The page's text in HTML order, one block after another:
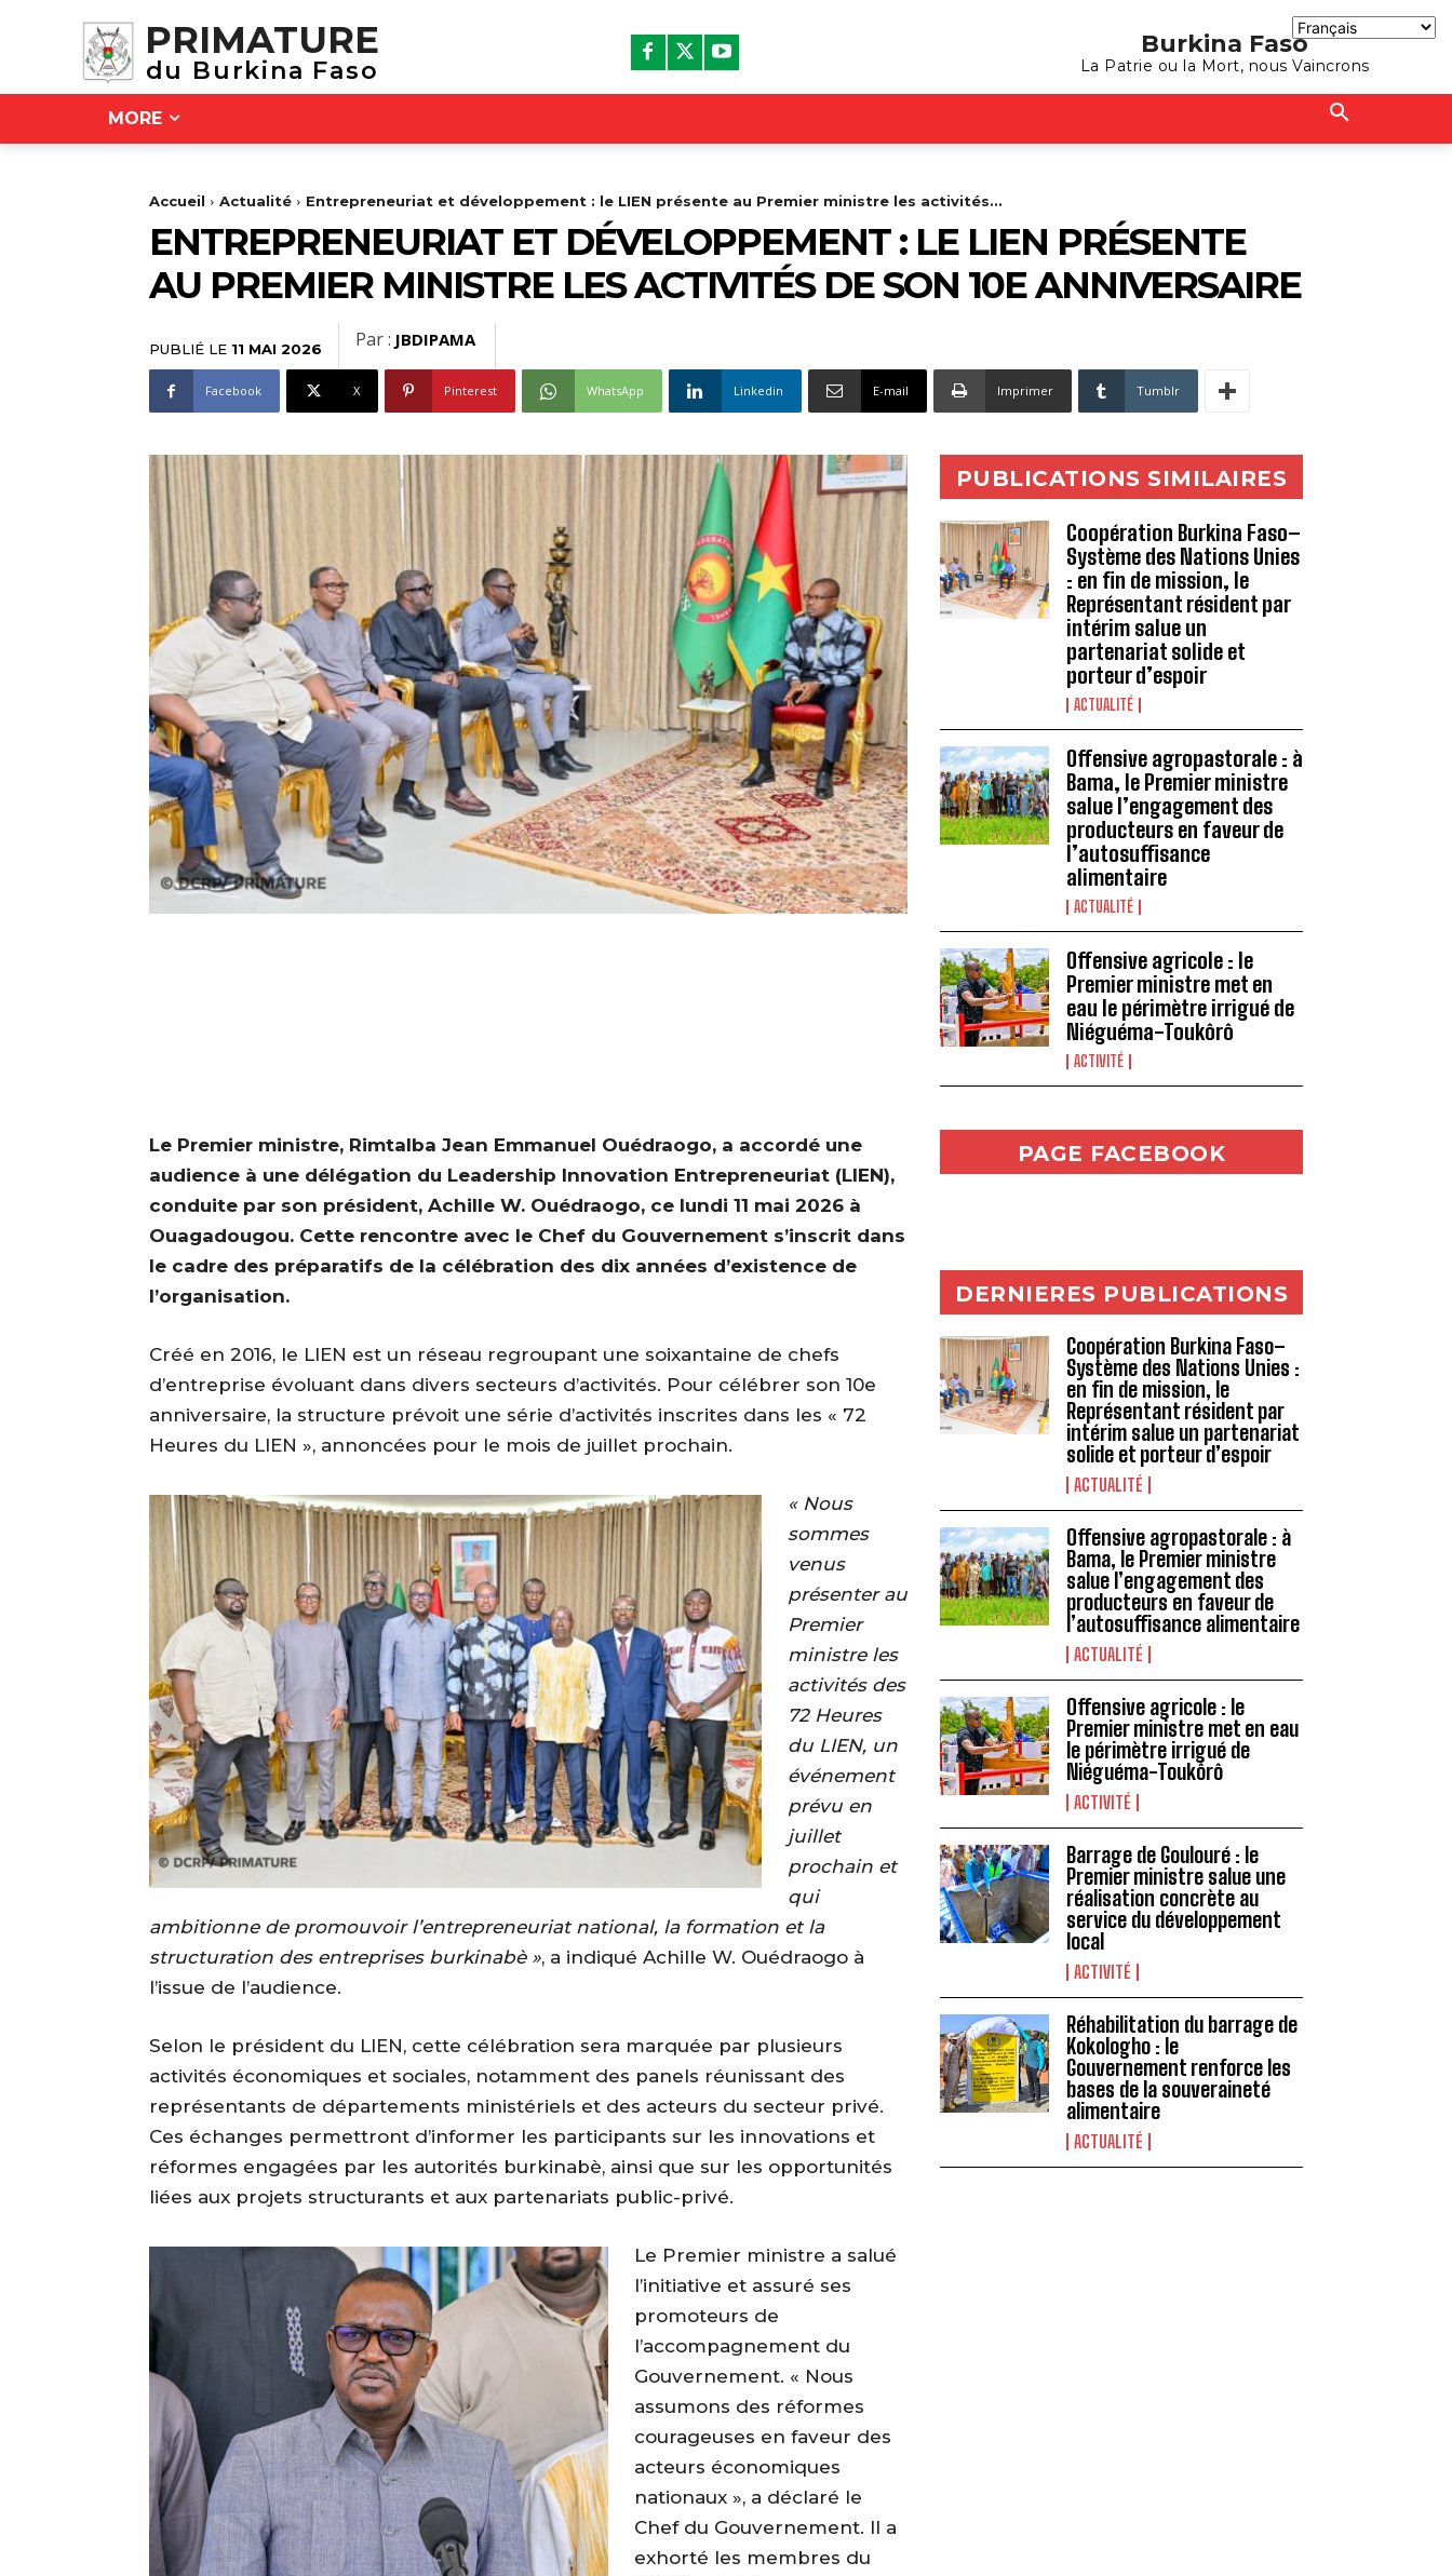
PRIMATURE
du Burkina Faso
Burkina Faso
La Patrie ou la Mort, nous Vaincrons
MORE
Accueil Actualité Entrepreneuriat et développement : le LIEN présente au Premier ministre les activités...
ENTREPRENEURIAT ET DÉVELOPPEMENT : LE LIEN PRÉSENTE
AU PREMIER MINISTRE LES ACTIVITÉS DE SON 10E ANNIVERSAIRE
PUBLIÉ LE 11 MAI 2026 Par : JBDIPAMA
Facebook X Pinterest WhatsApp Linkedin E-mail Imprimer Tumblr
PUBLICATIONS SIMILAIRES
Coopération Burkina Faso–
Système des Nations Unies
: en fin de mission, le
Représentant résident par
intérim salue un
partenariat solide et
porteur d’espoir
ACTUALITÉ
Offensive agropastorale : à
Bama, le Premier ministre
salue l’engagement des
producteurs en faveur de
l’autosuffisance
alimentaire
ACTUALITÉ
Offensive agricole : le
Premier ministre met en
eau le périmètre irrigué de
Niéguéma-Toukôrô
ACTIVITÉ
Le Premier ministre, Rimtalba Jean Emmanuel Ouédraogo, a accordé une
audience à une délégation du Leadership Innovation Entrepreneuriat (LIEN),
conduite par son président, Achille W. Ouédraogo, ce lundi 11 mai 2026 à
Ouagadougou. Cette rencontre avec le Chef du Gouvernement s’inscrit dans
le cadre des préparatifs de la célébration des dix années d’existence de
l’organisation.
Créé en 2016, le LIEN est un réseau regroupant une soixantaine de chefs
d’entreprise évoluant dans divers secteurs d’activités. Pour célébrer son 10e
anniversaire, la structure prévoit une série d’activités inscrites dans les « 72
Heures du LIEN », annoncées pour le mois de juillet prochain.
« Nous
sommes
venus
présenter au
Premier
ministre les
activités des
72 Heures
du LIEN, un
événement
prévu en
juillet
prochain et
qui
ambitionne de promouvoir l’entrepreneuriat national, la formation et la
structuration des entreprises burkinabè », a indiqué Achille W. Ouédraogo à
l’issue de l’audience.
Selon le président du LIEN, cette célébration sera marquée par plusieurs
activités économiques et sociales, notamment des panels réunissant des
représentants de départements ministériels et des acteurs du secteur privé.
Ces échanges permettront d’informer les participants sur les innovations et
réformes engagées par les autorités burkinabè, ainsi que sur les opportunités
liées aux projets structurants et aux partenariats public-privé.
Le Premier ministre a salué
l’initiative et assuré ses
promoteurs de
l’accompagnement du
Gouvernement. « Nous
assumons des réformes
courageuses en faveur des
acteurs économiques
nationaux », a déclaré le
Chef du Gouvernement. Il a
exhorté les membres du
PAGE FACEBOOK
DERNIERES PUBLICATIONS
Coopération Burkina Faso–
Système des Nations Unies :
en fin de mission, le
Représentant résident par
intérim salue un partenariat
solide et porteur d’espoir
ACTUALITÉ
Offensive agropastorale : à
Bama, le Premier ministre
salue l’engagement des
producteurs en faveur de
l’autosuffisance alimentaire
ACTUALITÉ
Offensive agricole : le
Premier ministre met en eau
le périmètre irrigué de
Niéguéma-Toukôrô
ACTIVITÉ
Barrage de Goulouré : le
Premier ministre salue une
réalisation concrète au
service du développement
local
ACTIVITÉ
Réhabilitation du barrage de
Kokologho : le
Gouvernement renforce les
bases de la souveraineté
alimentaire ‎
ACTUALITÉ